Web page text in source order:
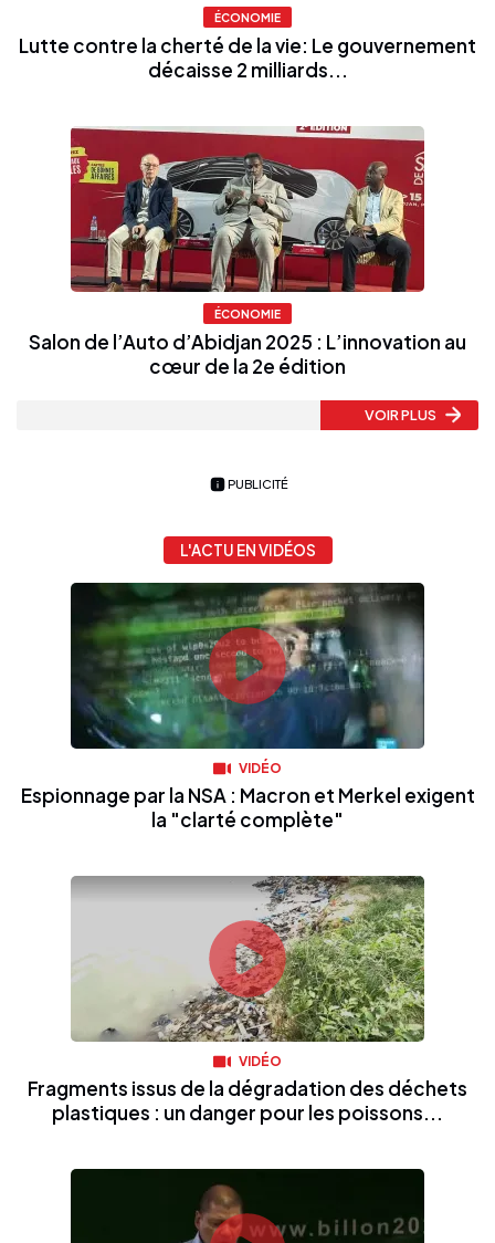
ÉCONOMIE
Lutte contre la cherté de la vie: Le gouvernement
décaisse 2 milliards...
ÉCONOMIE
Salon de l’Auto d’Abidjan 2025 : L’innovation au
cœur de la 2e édition
VOIR PLUS
PUBLICITÉ
L'ACTU EN VIDÉOS
VIDÉO
Espionnage par la NSA : Macron et Merkel exigent
la "clarté complète"
VIDÉO
Fragments issus de la dégradation des déchets
plastiques : un danger pour les poissons...